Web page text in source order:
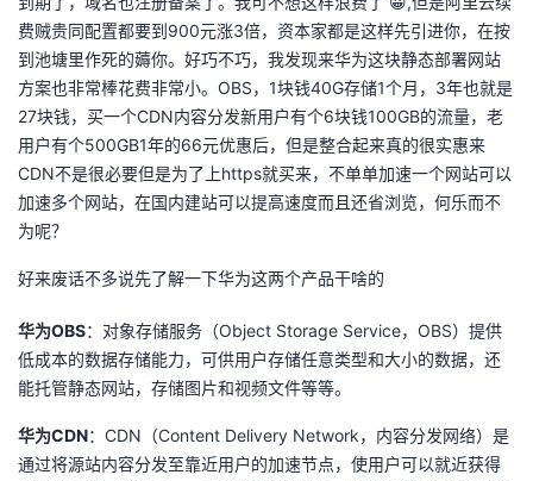
页
开
发
者
我
的
博
客
我
的
论
坛
我
的
圈
我
的
我
费贼贵同配置都要到900元涨3倍，资本家都是这样先引进你，在按
到池塘里作死的薅你。好巧不巧，我发现来华为这块静态部署网站
方案也非常棒花费非常小。OBS，1块钱40G存储1个月，3年也就是
27块钱，买一个CDN内容分发新用户有个6块钱100GB的流量，老
用户有个500GB1年的66元优惠后，但是整合起来真的很实惠来
CDN不是很必要但是为了上https就买来，不单单加速一个网站可以
加速多个网站，在国内建站可以提高速度而且还省浏览，何乐而不
为呢？
好来废话不多说先了解一下华为这两个产品干啥的
华为OBS：对象存储服务（Object Storage Service，OBS）提供
低成本的数据存储能力，可供用户存储任意类型和大小的数据，还
能托管静态网站，存储图片和视频文件等等。
华为CDN：CDN（Content Delivery Network，内容分发网络）是
通过将源站内容分发至靠近用户的加速节点，使用户可以就近获得